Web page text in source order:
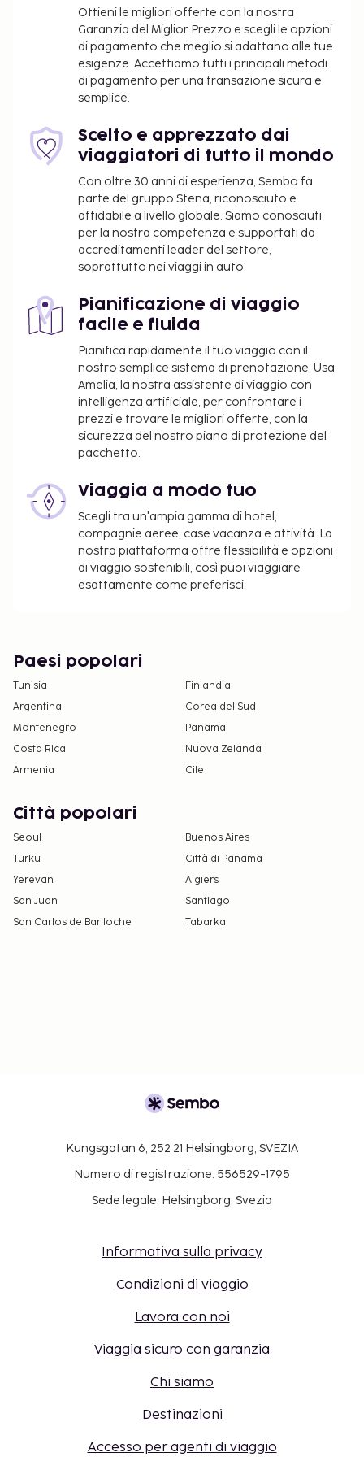
Field (AGS): 25,1 km
Potrai usufruire di accesso gratuito a Internet via
cavo, un business center aperto 24 ore su 24 e un
pratico servizio di lavanderia e lavaggio a secco. Il
un parcheggio gratuito è disponibile in loco. Scegli
che includono una piscina all'aperto e una palestra
aperta giorno e notte. Questo hotel propone,
inoltre, il Wi-Fi gratuito, una TV nelle aree comuni e
un distributore automatico. La colazione completa
viene servita gratuitamente tutti i giorni dalle ore
06:00 alle ore 09:00.
Letto aggiuntivo: 20.0 USD a notte
Tariffe e depositi potrebbero non includere le tasse
e sono soggetti a modifiche.
Un bambino di età pari o inferiore a 17 anni
soggiorna gratuitamente nella camera dei
genitori o tutori, utilizzando i letti presenti.
È possibile richiedere camere attigue o
comunicanti (previa disponibilità) contattando
la struttura al numero riportato nella conferma
Per informazioni sulla politica sulla privacy di
Best Western, visita
www.bestwestern.com/privacy.
Ottieni le migliori offerte con la nostra
Garanzia del Miglior Prezzo e scegli le opzioni
di pagamento che meglio si adattano alle tue
esigenze. Accettiamo tutti i principali metodi
di pagamento per una transazione sicura e
semplice.
Scelto e apprezzato dai
viaggiatori di tutto il mondo
Con oltre 30 anni di esperienza, Sembo fa
parte del gruppo Stena, riconosciuto e
affidabile a livello globale. Siamo conosciuti
per la nostra competenza e supportati da
accreditamenti leader del settore,
soprattutto nei viaggi in auto.
Pianificazione di viaggio
facile e fluida
Pianifica rapidamente il tuo viaggio con il
nostro semplice sistema di prenotazione. Usa
Amelia, la nostra assistente di viaggio con
intelligenza artificiale, per confrontare i
prezzi e trovare le migliori offerte, con la
sicurezza del nostro piano di protezione del
pacchetto.
Viaggia a modo tuo
Scegli tra un'ampia gamma di hotel,
compagnie aeree, case vacanza e attività. La
nostra piattaforma offre flessibilità e opzioni
di viaggio sostenibili, così puoi viaggiare
esattamente come preferisci.
Paesi popolari
Tunisia
Finlandia
Argentina
Corea del Sud
Montenegro
Panama
Costa Rica
Nuova Zelanda
Armenia
Cile
Città popolari
Seoul
Buenos Aires
Turku
Città di Panama
Yerevan
Algiers
San Juan
Santiago
San Carlos de Bariloche
Tabarka
Kungsgatan 6, 252 21 Helsingborg, SVEZIA
Numero di registrazione: 556529-1795
Sede legale: Helsingborg, Svezia
Informativa sulla privacy
Condizioni di viaggio
Lavora con noi
Viaggia sicuro con garanzia
Chi siamo
Destinazioni
Accesso per agenti di viaggio